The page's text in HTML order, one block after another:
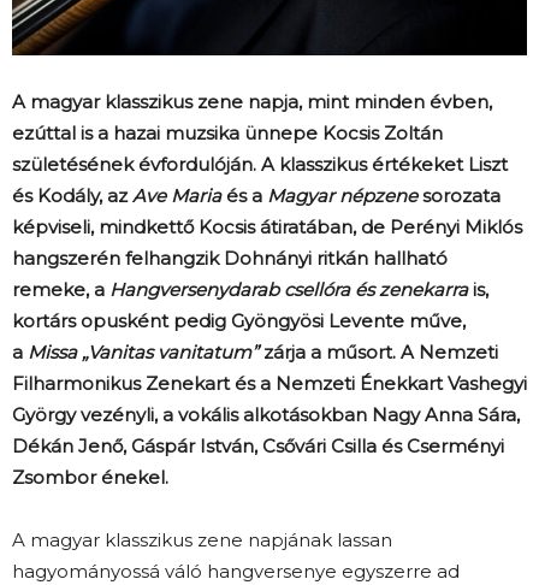
A magyar klasszikus zene napja, mint minden évben,
ezúttal is a hazai muzsika ünnepe Kocsis Zoltán
születésének évfordulóján. A klasszikus értékeket Liszt
és Kodály, azAve Mariaés a Magyar népzenesorozata
képviseli, mindkettő Kocsis átiratában, de Perényi Miklós
hangszerén felhangzik Dohnányi ritkán hallható
remeke, a Hangversenydarab csellóra és zenekarrais,
kortárs opusként pedig Gyöngyösi Levente műve,
a Missa „Vanitas vanitatum”zárja a műsort. A Nemzeti
Filharmonikus Zenekart és a Nemzeti Énekkart Vashegyi
György vezényli, a vokális alkotásokban Nagy Anna Sára,
Dékán Jenő, Gáspár István, Csővári Csilla és Cserményi
Zsombor énekel.
A magyar klasszikus zene napjának lassan
hagyományossá váló hangversenye egyszerre ad